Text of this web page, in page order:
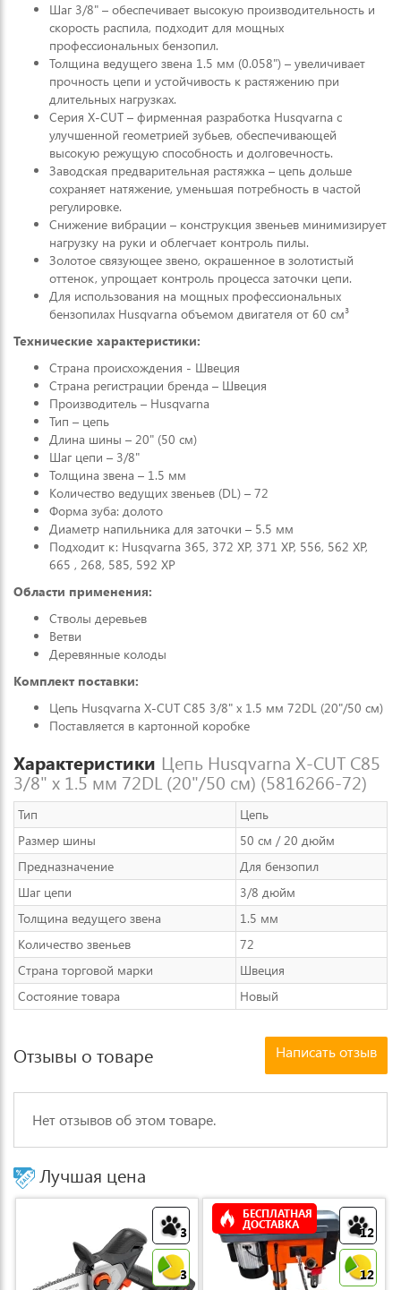
Шаг 3/8" – обеспечивает высокую производительность и
скорость распила, подходит для мощных
профессиональных бензопил.
Толщина ведущего звена 1.5 мм (0.058") – увеличивает
прочность цепи и устойчивость к растяжению при
длительных нагрузках.
Серия X-CUT – фирменная разработка Husqvarna с
улучшенной геометрией зубьев, обеспечивающей
высокую режущую способность и долговечность.
Заводская предварительная растяжка – цепь дольше
сохраняет натяжение, уменьшая потребность в частой
регулировке.
Снижение вибрации – конструкция звеньев минимизирует
нагрузку на руки и облегчает контроль пилы.
Золотое связующее звено, окрашенное в золотистый
оттенок, упрощает контроль процесса заточки цепи.
Для использования на мощных профессиональных
бензопилах Husqvarna объемом двигателя от 60 см³
Технические характеристики:
Страна происхождения - Швеция
Страна регистрации бренда – Швеция
Производитель – Husqvarna
Тип – цепь
Длина шины – 20" (50 см)
Шаг цепи – 3/8"
Толщина звена – 1.5 мм
Количество ведущих звеньев (DL) – 72
Форма зуба: долото
Диаметр напильника для заточки – 5.5 мм
Подходит к: Husqvarna 365, 372 ХР, 371 XP, 556, 562 ХР,
665 , 268, 585, 592 XP
Области применения:
Стволы деревьев
Ветви
Деревянные колоды
Комплект поставки:
Цепь Husqvarna X-CUT C85 3/8" x 1.5 мм 72DL (20"/50 см)
Поставляется в картонной коробке
Характеристики Цепь Husqvarna X-CUT C85
3/8" x 1.5 мм 72DL (20"/50 см) (5816266-72)
Тип
Цепь
Размер шины
50 см / 20 дюйм
Предназначение
Для бензопил
Шаг цепи
3/8 дюйм
Толщина ведущего звена
1.5 мм
Количество звеньев
72
Страна торговой марки
Швеция
Состояние товара
Новый
Отзывы о товаре Написать отзыв
Нет отзывов об этом товаре.
Лучшая цена
3
3
12
12
БЕСПЛАТНАЯ
ДОСТАВКА